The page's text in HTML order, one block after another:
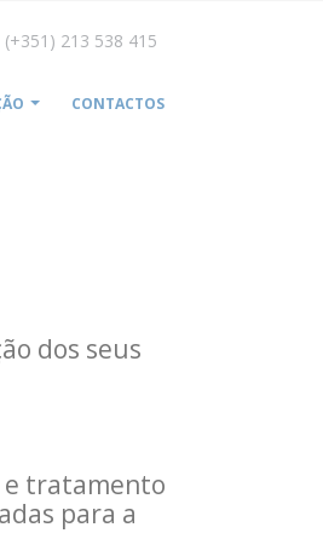
(+351) 213 538 415
CONTACTOS
dos seus
e tratamento
para a